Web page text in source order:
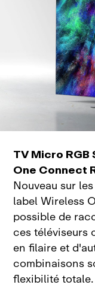
TV Micro
One Connect
Nouveau sur
label Wireless
possible de
ces téléviseurs
en filaire et
combinaisons
flexibilité totale.